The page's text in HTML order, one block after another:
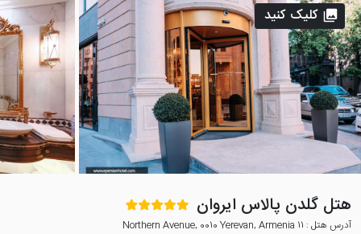
هتل گلدن پالاس ایروان
آدرس هتل : 11 Northern Avenue, 0010 Yerevan, Armenia
کلیک کنید